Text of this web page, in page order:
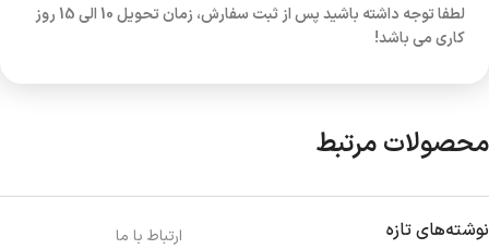
لطفا توجه داشته باشید پس از ثبت سفارش، زمان تحویل 10 الی 15 روز
کاری می باشد!
محصولات مرتبط
نوشته‌های تازه
ارتباط با ما